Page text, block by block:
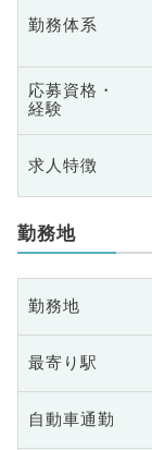
勤務体系
応募資格・
経験
求人特徴
勤務地
勤務地
最寄り駅
自動車通勤